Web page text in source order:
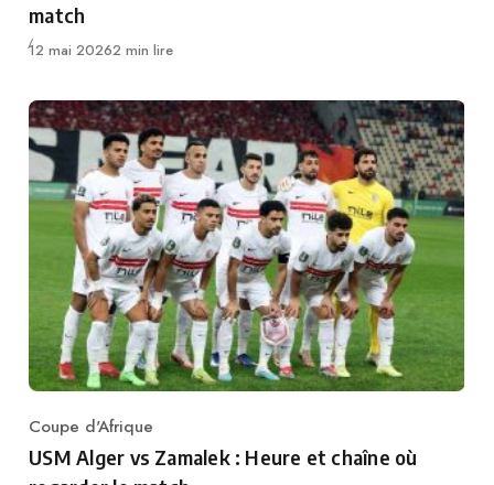
match
Publié
12 mai 20262 min lire
Category
Coupe d'Afrique
USM Alger vs Zamalek : Heure et chaîne où